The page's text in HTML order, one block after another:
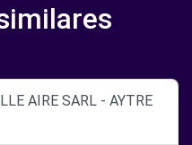
AIRE SARL - AYTRE